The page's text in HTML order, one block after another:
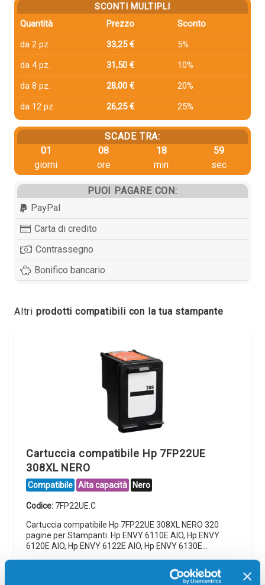
SCONTI MULTIPLI
Quantità
Prezzo
Sconto
da 2 pz.
33,25 €
5%
da 4 pz.
31,50 €
10%
da 8 pz.
28,00 €
20%
da 12 pz.
26,25 € 25%
SCADE TRA:
01
giorni
08
ore
18
min
59
sec
PUOI PAGARE CON:
PayPal
Carta di credito
Contrassegno
Bonifico bancario
Altri prodotti compatibili con la tua stampante
Cartuccia compatibile Hp 7FP22UE
308XL NERO
Compatibile Alta capacità Nero
Codice: 7FP22UE.C
Cartuccia compatibile Hp 7FP22UE 308XL NERO 320
pagine per Stampanti: Hp ENVY 6110E AIO, Hp ENVY
6120E AIO, Hp ENVY 6122E AIO, Hp ENVY 6130E…